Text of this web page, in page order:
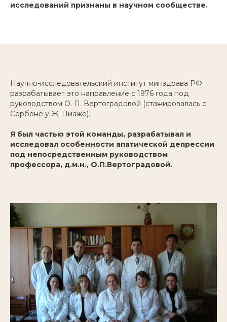
исследований признаны в научном сообществе.
Научно-исследовательский институт минздрава РФ
разрабатывает это направление с 1976 года под
руководством О. П. Вертоградовой (стажировалась с
Сорбоне у Ж. Пиаже).
Я был частью этой команды, разрабатывал и
исследовал особенности апатической депрессии
под непосредственным руководством
профессора, д.м.н., О.П.Вертоградовой.